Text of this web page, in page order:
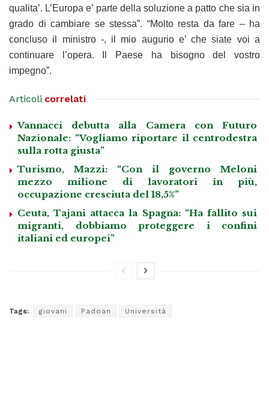
qualita’. L’Europa e’ parte della soluzione a patto che sia in
grado di cambiare se stessa”. “Molto resta da fare – ha
concluso il ministro -, il mio augurio e’ che siate voi a
continuare l’opera. Il Paese ha bisogno del vostro
impegno”.
Articoli correlati
Vannacci debutta alla Camera con Futuro
Nazionale: “Vogliamo riportare il centrodestra
sulla rotta giusta”
Turismo, Mazzi: “Con il governo Meloni
mezzo milione di lavoratori in più,
occupazione cresciuta del 18,5%”
Ceuta, Tajani attacca la Spagna: “Ha fallito sui
migranti, dobbiamo proteggere i confini
italiani ed europei”
Tags: giovani Padoan Università